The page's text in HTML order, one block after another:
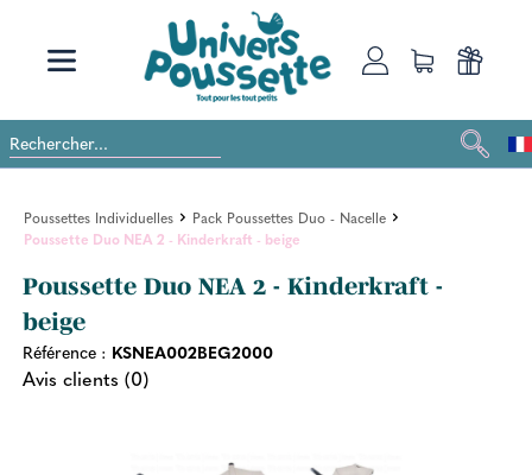
Poussettes Individuelles
Pack Poussettes Duo - Nacelle
Poussette Duo NEA 2 - Kinderkraft - beige
Poussette Duo NEA 2 - Kinderkraft -
beige
Référence : KSNEA002BEG2000
Avis clients (0)